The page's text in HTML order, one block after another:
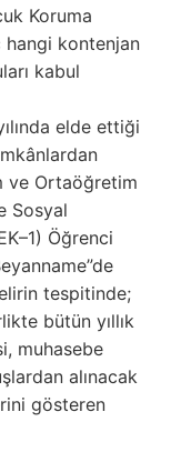
Koruma
hangi kontenjan
kabul
elde ettiği
ve Ortaöğretim
Sosyal
Öğrenci
tespitinde;
bütün yıllık
muhasebe
alınacak
gösteren